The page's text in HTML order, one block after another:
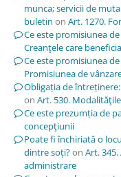
munca; servicii de
buletin on Art. 1270.
Ce este promisiunea
Creanţele care
Ce este promisiunea
Promisiunea de
Obligația de
on Art. 530.
Ce este prezumția de
concepţiunii
Poate fi închiriată o
dintre soți?on Art.
administrare